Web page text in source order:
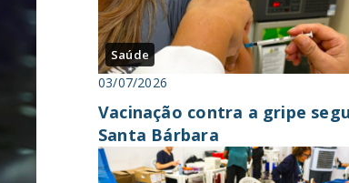
Saúde
03/07/2026
Vacinação contra a gripe
Santa Bárbara